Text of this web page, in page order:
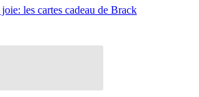
les cartes cadeau de Brack